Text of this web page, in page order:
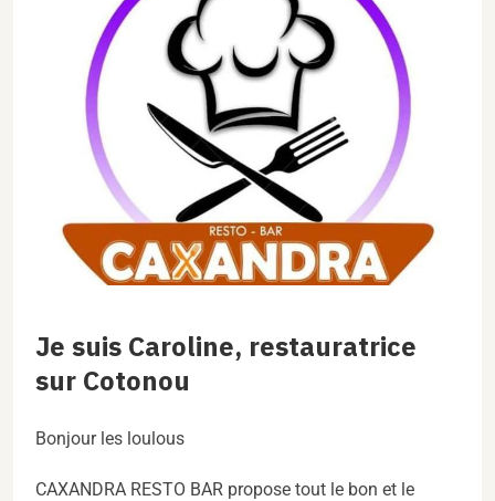
Je suis Caroline, restauratrice
sur Cotonou
Bonjour les loulous
CAXANDRA RESTO BAR propose tout le bon et le